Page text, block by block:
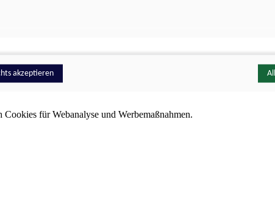
für Webanalyse und Werbemaßnahmen.
akzeptieren